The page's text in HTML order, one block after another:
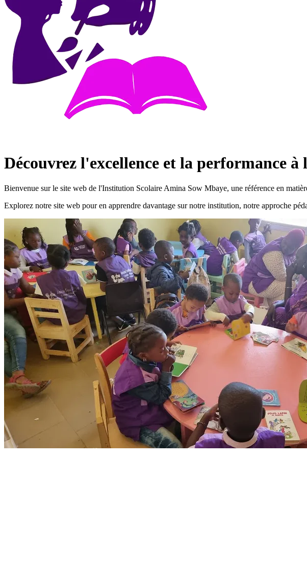
Découvrez l'excellence et la performance
Bienvenue sur le site web de l'Institution Scolaire Amina Sow Mbaye, une référence en
Explorez notre site web pour en apprendre davantage sur notre institution, notre approche